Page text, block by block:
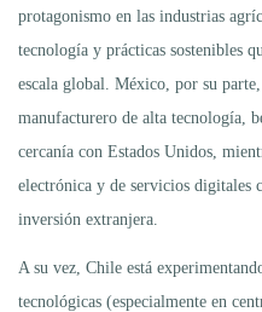
protagonismo en las industrias
tecnología y prácticas sostenibles
escala global. México, por su
manufacturero de alta tecnología,
cercanía con Estados Unidos,
electrónica y de servicios digitales
inversión extranjera.
A su vez, Chile está
tecnológicas (especialmente en